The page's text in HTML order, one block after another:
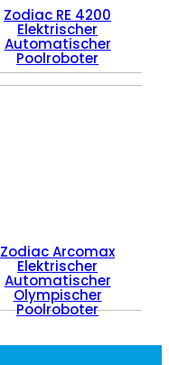
Zodiac RE 4200
Elektrischer
Automatischer
Poolroboter
Zodiac Arcomax
Elektrischer
Automatischer
Olympischer
Poolroboter